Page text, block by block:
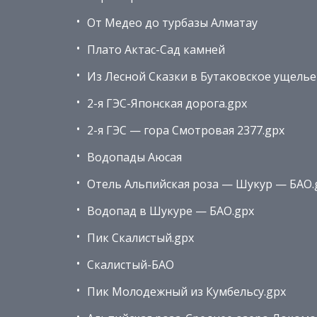
От Медео до турбазы Алматау
Плато Актас-Сад камней
Из Лесной Сказки в Бутаковское ущелье
2-я ГЭС-Японская дорога.gpx
2-я ГЭС — гора Смотровая 2377.gpx
Водопады Аюсая
Отель Альпийская роза — Шукур —
Водопад в Шукуре — БАО.gpx
Пик Скалистый.gpx
Скалистый-БАО
Пик Молодежный из Кумбельсу.gpx